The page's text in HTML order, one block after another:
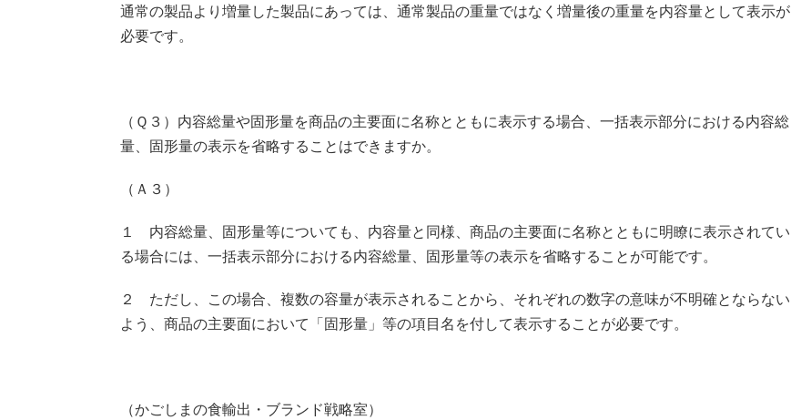
通常の製品より増量した製品にあっては、通常製品の重量ではなく増量後の重量を内容量として表示が
必要です。
（Ｑ３）内容総量や固形量を商品の主要面に名称とともに表示する場合、一括表示部分における内容総
量、固形量の表示を省略することはできますか。
（Ａ３）
１ 内容総量、固形量等についても、内容量と同様、商品の主要面に名称とともに明瞭に表示されてい
る場合には、一括表示部分における内容総量、固形量等の表示を省略することが可能です。
２ ただし、この場合、複数の容量が表示されることから、それぞれの数字の意味が不明確とならない
よう、商品の主要面において「固形量」等の項目名を付して表示することが必要です。
（かごしまの食輸出・ブランド戦略室）